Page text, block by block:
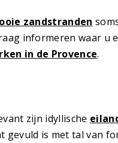
zandstranden
informeren waar u
in de Provence.
zijn idyllische
gevuld is met tal van